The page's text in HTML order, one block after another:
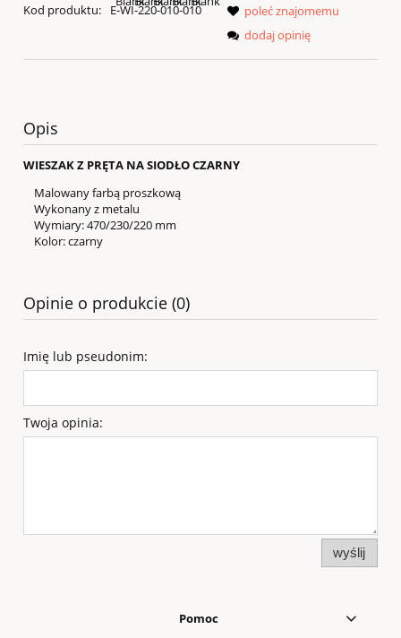
Kod produktu:
E-WI-220-010-010
poleć znajomemu
dodaj opinię
Opis
WIESZAK Z PRĘTA NA SIODŁO CZARNY
Malowany farbą proszkową
Wykonany z metalu
Wymiary: 470/230/220 mm
Kolor: czarny
Opinie o produkcie (0)
Imię lub pseudonim:
Twoja opinia:
wyślij
Pomoc